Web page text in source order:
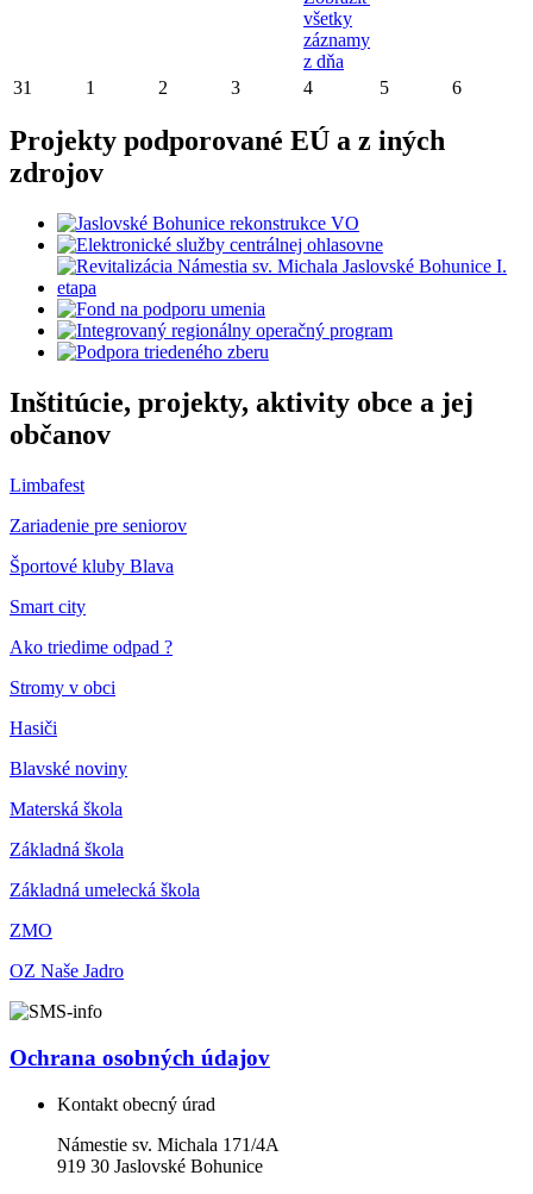
všetky
záznamy
z dňa
31 1 2 3 4 5 6
Projekty podporované EÚ a z iných
zdrojov
Inštitúcie, projekty, aktivity obce a jej
občanov
Limbafest
Zariadenie pre seniorov
Športové kluby Blava
Smart city
Ako triedime odpad ?
Stromy v obci
Hasiči
Blavské noviny
Materská škola
Základná škola
Základná umelecká škola
ZMO
OZ Naše Jadro
Ochrana osobných údajov
Kontakt obecný úrad
Námestie sv. Michala 171/4A
919 30 Jaslovské Bohunice